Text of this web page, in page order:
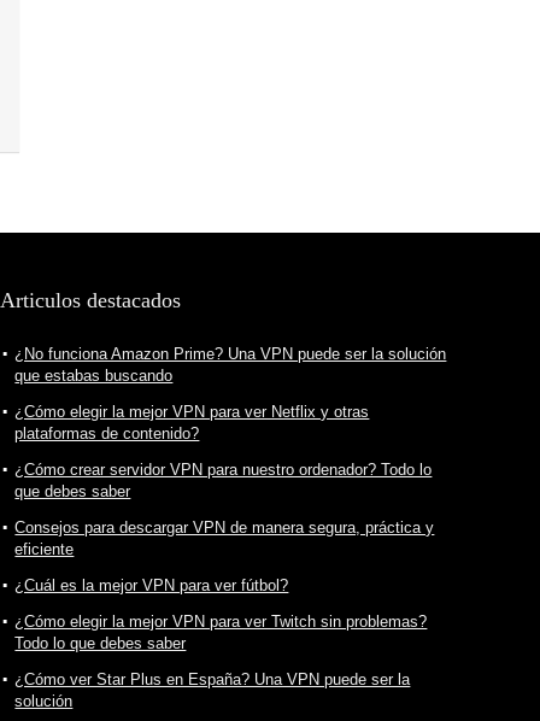
Articulos destacados
¿No funciona Amazon Prime? Una VPN puede ser la solución
que estabas buscando
¿Cómo elegir la mejor VPN para ver Netflix y otras
plataformas de contenido?
¿Cómo crear servidor VPN para nuestro ordenador? Todo lo
que debes saber
Consejos para descargar VPN de manera segura, práctica y
eficiente
¿Cuál es la mejor VPN para ver fútbol?
¿Cómo elegir la mejor VPN para ver Twitch sin problemas?
Todo lo que debes saber
¿Cómo ver Star Plus en España? Una VPN puede ser la
solución